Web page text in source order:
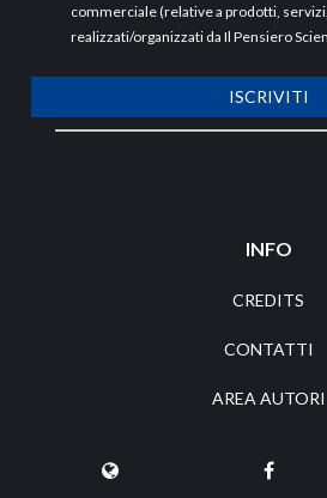
commerciale (relative a prodotti,
realizzati/organizzati da Il Pensiero
ISCRIVITI
INFO
CREDITS
CONTATTI
AREA AUTORI